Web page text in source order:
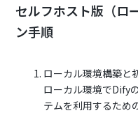
セルフホスト版（ロ
ン手順
ローカル環境構築と
ローカル環境でDify
テムを利用するため